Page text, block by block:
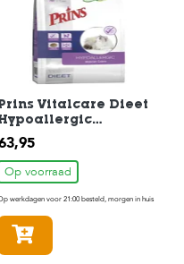
Vitalcare Dieet
Moderate Cal
Kattenvoer 5 kg
Op voorraad
werkdagen voor 21:00 besteld, morgen in huis